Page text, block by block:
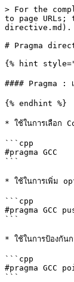
> For the
to page URLs;
directive.md).
# Pragma
{% hint
#### Pragma : เ
{% endhint %}
* ใช้ในการเลือก
```cpp
#pragma GCC
```
* ใช้ในการเพิ่ม
```cpp
#pragma GCC
```
* ใช้ในการป้องกันก
```cpp
#pragma GCC
```